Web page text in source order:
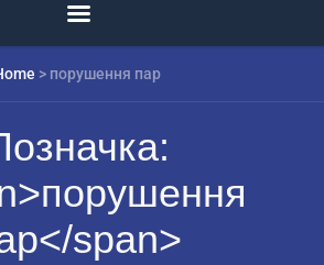
> порушення пар
span>